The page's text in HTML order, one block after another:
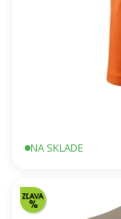
NA SKLADE